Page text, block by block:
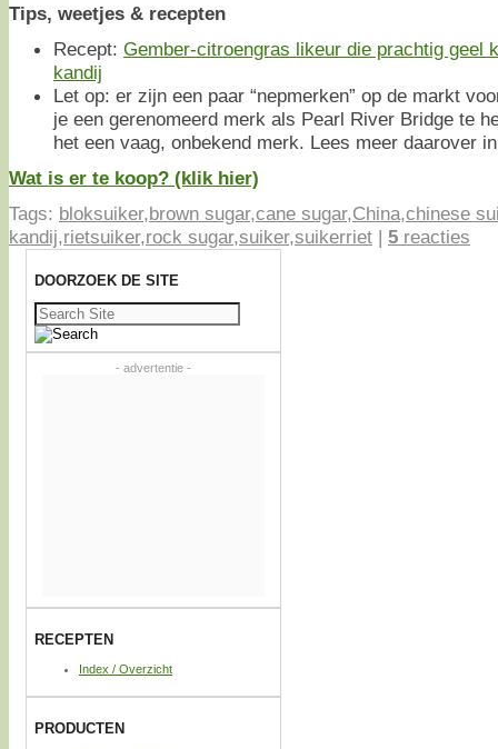
Tips, weetjes & recepten
Recept: Gember-citroengras likeur die prachtig geel
kandij
Let op: er zijn een paar “nepmerken” op de markt
je een gerenomeerd merk als Pearl River Bridge te
het een vaag, onbekend merk. Lees meer daarover
Wat is er te koop? (klik hier)
Tags: bloksuiker,brown sugar,cane sugar,China,chinese
kandij,rietsuiker,rock sugar,suiker,suikerriet | 5 reacties
DOORZOEK DE SITE
Zoeken
naar:
- advertentie -
RECEPTEN
Index / Overzicht
PRODUCTEN